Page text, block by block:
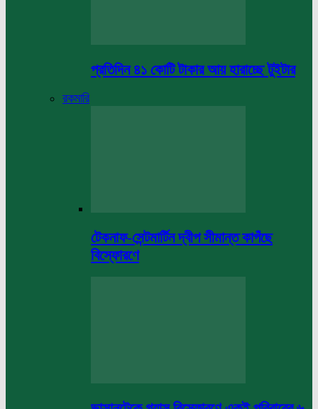
প্রতিদিন ৪১ কোটি টাকার আয় হারাচ্ছে টুইটার
রকমারি
টেকনাফ-সেন্টমার্টিন দ্বীপ সীমান্ত কাপঁছে
বিস্ফোরণে